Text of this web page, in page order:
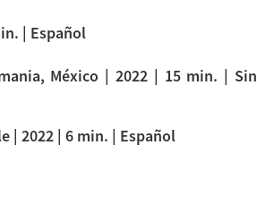
| Español
México | 2022 | 15 min. | Sin
| 2022 | 6 min. | Español